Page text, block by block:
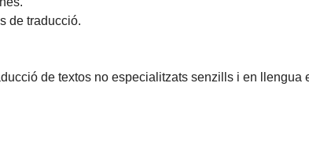
de traducció.
de textos no especialitzats senzills i en llengua